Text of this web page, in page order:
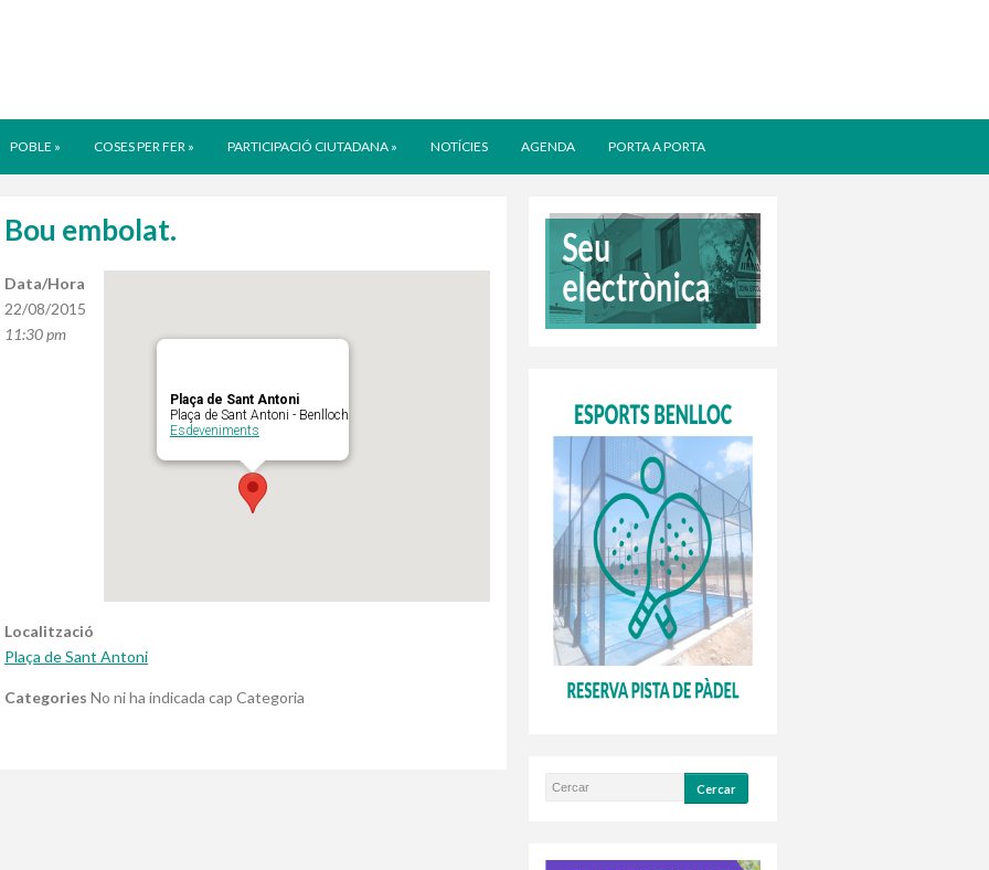
POBLE » COSES PER FER » PARTICIPACIÓ CIUTADANA » NOTÍCIES AGENDA PORTA A PORTA
Bou embolat.
Plaça de Sant Antoni
Plaça de Sant Antoni - Benlloch
Esdeveniments
Data/Hora
22/08/2015
11:30 pm
Localització
Plaça de Sant Antoni
Categories No ni ha indicada cap Categoria